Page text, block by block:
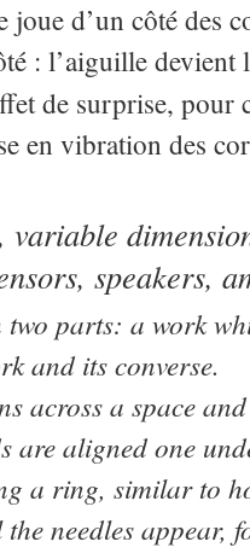
joue d’un côté des
: l’aiguille devient
de surprise, pour
en vibration des
speakers,
parts: a work
and its converse.
across a space
are aligned one
a ring, similar to
needles appear,